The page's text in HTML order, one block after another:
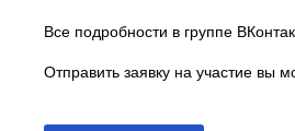
Все подробности в группе
Отправить заявку на участие вы